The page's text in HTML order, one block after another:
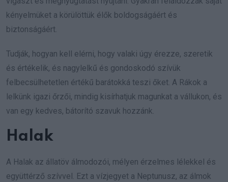
kényelmüket a körülöttük élők boldogságáért és
biztonságáért.
Tudják, hogyan kell elérni, hogy valaki úgy érezze, szeretik
és értékelik, és nagylelkű és gondoskodó szívük
felbecsülhetetlen értékű barátokká teszi őket. A Rákok a
lelkünk igazi őrzői, mindig kisírhatjuk magunkat a vállukon, és
van egy kedves, bátorító szavuk hozzánk.
Halak
A Halak az állatöv álmodozói, mélyen érzelmes lélekkel és
együttérző szívvel. Ezt a vízjegyet a Neptunusz, az álmok